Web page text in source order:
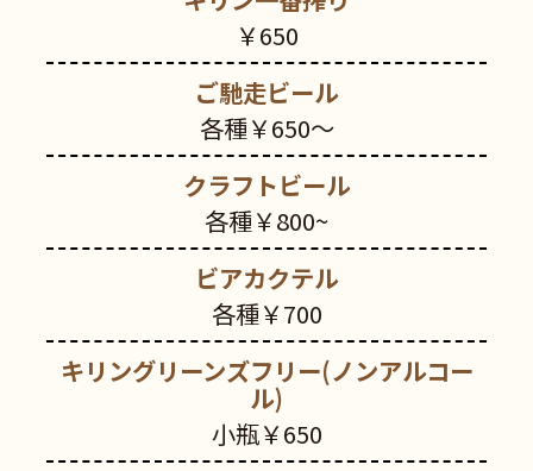
￥650
ご馳走ビール
各種￥650～
クラフトビール
各種￥800~
ビアカクテル
各種￥700
キリングリーンズフリー(ノンアルコー
ル)
小瓶￥650